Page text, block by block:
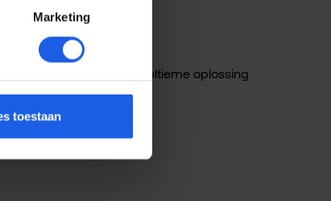
Marketing
toestaan
sticker.
van BeHello de ultieme oplossing